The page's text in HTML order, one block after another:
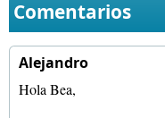
Comentarios
Alejandro
Hola Bea,